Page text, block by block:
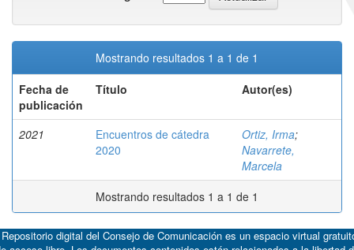
Mostrando resultados 1 a 1 de 1
Fecha de
publicación
Título Autor(es)
2021
Encuentros de cátedra
2020
Ortiz, Irma;
Navarrete,
Marcela
Mostrando resultados 1 a 1 de 1
digital del Consejo de Comunicación es un espacio virtual